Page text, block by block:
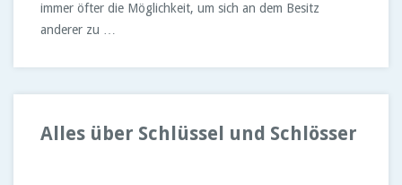
immer öfter die Möglichkeit, um sich an dem Besitz
anderer zu …
Alles über Schlüssel und Schlösser